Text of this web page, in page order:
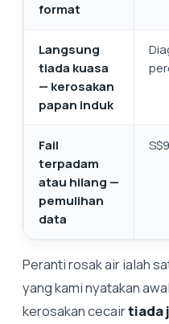
format
Langsung
tiada kuasa
— kerosakan
papan induk
Fail
terpadam
atau hilang —
pemulihan
data
Peranti rosak air ialah
yang kami nyatakan
kerosakan cecairtiada